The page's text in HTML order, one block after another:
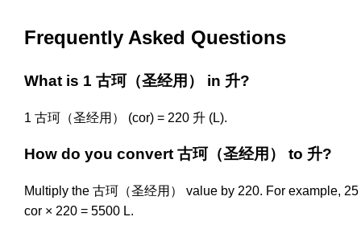
Frequently Asked Questions
What is 1 古珂（圣经用） in 升?
1 古珂（圣经用） (cor) = 220 升 (L).
How do you convert 古珂（圣经用） to 升?
Multiply the 古珂（圣经用） value by 220. For example, 25
cor × 220 = 5500 L.